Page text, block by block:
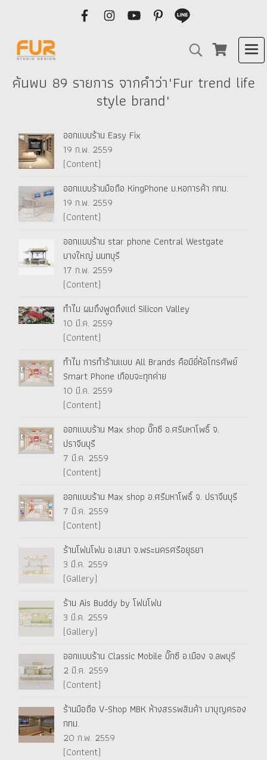
ค้นพบ 89 รายการ จากคำว่า"Fur trend life
style brand"
ออกแบบร้าน Easy Fix
19 ก.พ. 2559
(Content)
ออกแบบร้านมือถือ KingPhone ม.หอการค้า กทม.
19 ก.พ. 2559
(Content)
ออกแบบร้าน star phone Central Westgate
บางใหญ่ นนทบุรี
17 ก.พ. 2559
(Content)
ทำไม ผมถึงพูดถึงแต่ Silicon Valley
10 มี.ค. 2559
(Content)
ทำไม การทำร้านแบบ All Brands คือมียี่ห้อโทรศัพย์
Smart Phone เกือบจะทุกค่าย
10 มี.ค. 2559
(Content)
ออกแบบร้าน Max shop บิ๊กซี อ.ศรีมหาโพธิ์ จ.
ปราจีนบุรี
7 มี.ค. 2559
(Content)
ออกแบบร้าน Max shop อ.ศรีมหาโพธิ์ จ. ปราจีนบุรี
7 มี.ค. 2559
(Content)
ร้านโฟนโฟน อ.เสนา จ.พระนครศรีอยุธยา
3 มี.ค. 2559
(Gallery)
ร้าน Ais Buddy by โฟนโฟน
3 มี.ค. 2559
(Gallery)
ออกแบบร้าน Classic Mobile บิ๊กซี อ.เมือง จ.ลพบุรี
2 มี.ค. 2559
(Content)
ร้านมือถือ V-Shop MBK ห้างสรรพสินค้า มาบุญครอง
กทม.
20 ก.พ. 2559
(Content)